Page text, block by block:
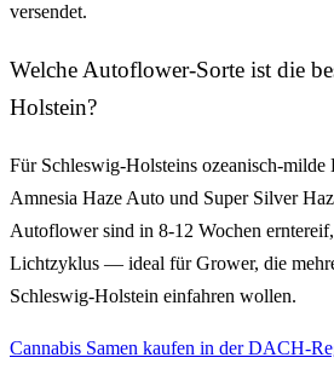
versendet.
Welche Autoflower-Sorte ist die
Holstein?
Für Schleswig-Holsteins ozeanisch-milde
Amnesia Haze Auto und Super Silver
Autoflower sind in 8-12 Wochen
Lichtzyklus — ideal für Grower, die
Schleswig-Holstein einfahren wollen.
Cannabis Samen kaufen in der DACH-